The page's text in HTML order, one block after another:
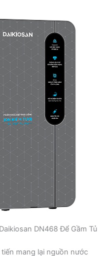
DN468 Để Gầm Tủ
mang lại nguồn nước